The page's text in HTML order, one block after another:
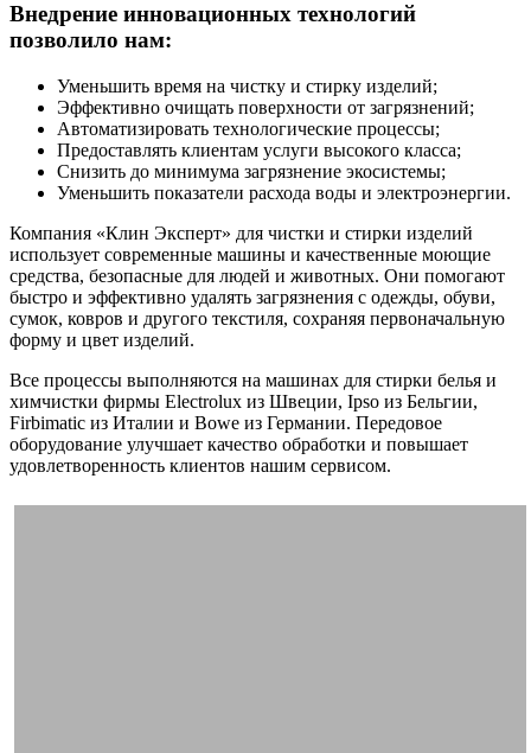
Внедрение инновационных технологий
позволило нам:
Уменьшить время на чистку и стирку изделий;
Эффективно очищать поверхности от загрязнений;
Автоматизировать технологические процессы;
Предоставлять клиентам услуги высокого класса;
Снизить до минимума загрязнение экосистемы;
Уменьшить показатели расхода воды и электроэнергии.
Компания «Клин Эксперт» для чистки и стирки изделий
использует современные машины и качественные моющие
средства, безопасные для людей и животных. Они помогают
быстро и эффективно удалять загрязнения с одежды, обуви,
сумок, ковров и другого текстиля, сохраняя первоначальную
форму и цвет изделий.
Все процессы выполняются на машинах для стирки белья и
химчистки фирмы Electrolux из Швеции, Ipso из Бельгии,
Firbimatic из Италии и Bowe из Германии. Передовое
оборудование улучшает качество обработки и повышает
удовлетворенность клиентов нашим сервисом.